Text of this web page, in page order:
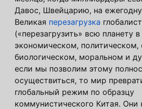
Давос, Швейцарию, на
Великая перезагрузка
(«перезагрузить» всю планету в
экономическом, политическом,
биологическом, моральном и
если мы позволим этому
осуществиться, то мир
глобальный режим по образцу
коммунистического Китая. Они